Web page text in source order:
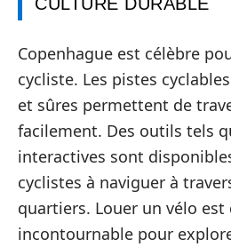
Copenhague est célèbre
cycliste. Les pistes
et sûres permettent de
facilement. Des outils tels
interactives sont
cyclistes à naviguer à
quartiers. Louer un vélo
incontournable pour